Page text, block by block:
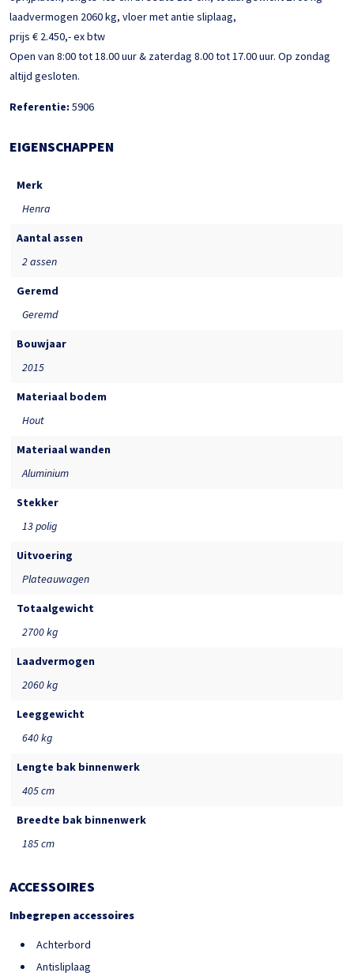
laadvermogen 2060 kg, vloer met antie sliplaag,
prijs € 2.450,- ex btw
Open van 8:00 tot 18.00 uur & zaterdag 8.00 tot 17.00 uur. Op zondag
altijd gesloten.
Referentie: 5906
EIGENSCHAPPEN
Merk
Henra
Aantal assen
2 assen
Geremd
Geremd
Bouwjaar
2015
Materiaal bodem
Hout
Materiaal wanden
Aluminium
Stekker
13 polig
Uitvoering
Plateauwagen
Totaalgewicht
2700 kg
Laadvermogen
2060 kg
Leeggewicht
640 kg
Lengte bak binnenwerk
405 cm
Breedte bak binnenwerk
185 cm
ACCESSOIRES
Inbegrepen accessoires
Achterbord
Antisliplaag